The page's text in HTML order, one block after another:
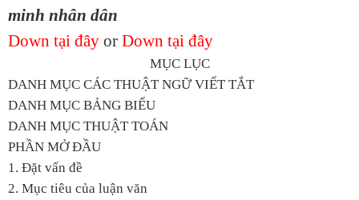
minh nhân dân
Down tại đây or Down tại đây
MỤC LỤC
DANH MỤC CÁC THUẬT NGỮ VIẾT TẮT
DANH MỤC BẢNG BIỂU
DANH MỤC THUẬT TOÁN
PHẦN MỞ ĐẦU
1. Đặt vấn đề
2. Mục tiêu của luận văn